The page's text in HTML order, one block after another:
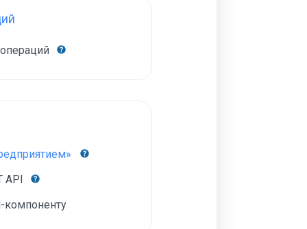
API
компоненту